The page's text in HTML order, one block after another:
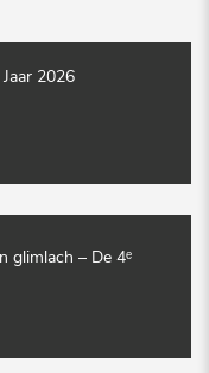
2026
glimlach – De 4ᵉ